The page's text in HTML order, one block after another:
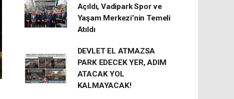
Açıldı, Vadipark Spor ve
Yaşam Merkezi’nin Temeli
Atıldı
DEVLET EL ATMAZSA
PARK EDECEK YER, ADIM
ATACAK YOL
KALMAYACAK!